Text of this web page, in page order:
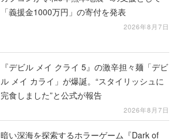
「義援金1000万円」の寄付を発表
2026年8月7日
『デビル メイ クライ 5』の激辛担々麺「デビ
ル メイ カライ」が爆誕。“スタイリッシュに
完食しました”と公式が報告
2026年8月7日
暗い深海を探索するホラーゲーム『Dark of